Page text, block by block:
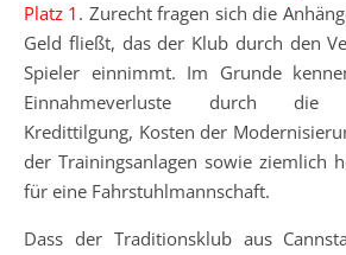
Platz 1 . Zurecht fragen sich die
Geld fließt, das der Klub durch den
Spieler einnimmt. Im Grunde
Einnahmeverluste durch die
Kredittilgung, Kosten der
der Trainingsanlagen sowie ziemlich
für eine Fahrstuhlmannschaft.
Dass der Traditionsklub aus